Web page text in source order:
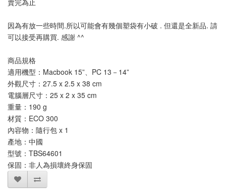
賣完為止
因為有放一些時間.所以可能會有幾個塑袋有小破 . 但還是全新品. 請
可以接受再購買. 感謝 ^^
商品規格
適用機型：Macbook 15”、PC 13－14”
外觀尺寸：27.5 x 2.5 x 38 cm
電腦層尺寸：25 x 2 x 35 cm
重量：190 g
材質：ECO 300
內容物：隨行包 x 1
產地：中國
型號：TBS64601
保固：非人為損壞終身保固